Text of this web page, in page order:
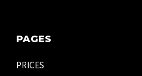
PAGES
PRICES